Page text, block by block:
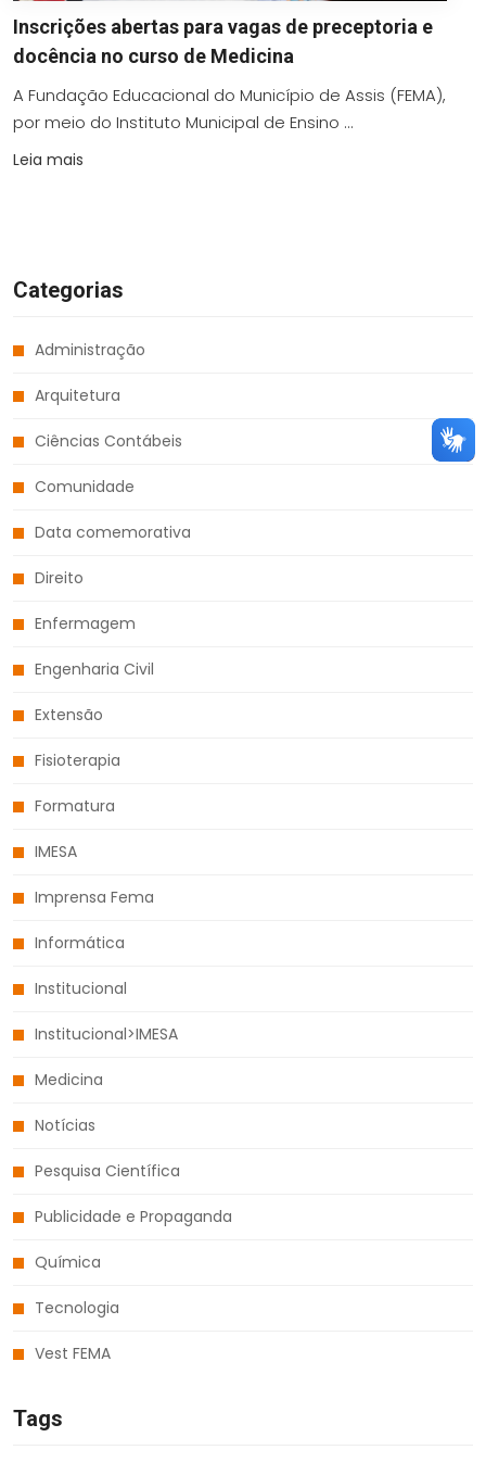
Inscrições abertas para vagas de preceptoria e
docência no curso de Medicina
A Fundação Educacional do Município de Assis (FEMA),
por meio do Instituto Municipal de Ensino ...
Leia mais
Categorias
Administração
Arquitetura
Ciências Contábeis
Comunidade
Data comemorativa
Direito
Enfermagem
Engenharia Civil
Extensão
Fisioterapia
Formatura
IMESA
Imprensa Fema
Informática
Institucional
Institucional>IMESA
Medicina
Notícias
Pesquisa Científica
Publicidade e Propaganda
Química
Tecnologia
Vest FEMA
Tags